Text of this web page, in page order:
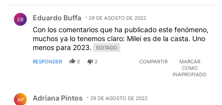
EB Eduardo Buffa 29 DE AGOSTO DE 2022
Con los comentarios que ha publicado este fenómeno,
muchos ya lo tenemos claro: Milei es de la casta. Uno
menos para 2023.
EDITADO
RESPONDER 0 2 COMPARTIR
MARCAR
COMO
INAPROPIADO
AP Adriana Pintos 29 DE AGOSTO DE 2022